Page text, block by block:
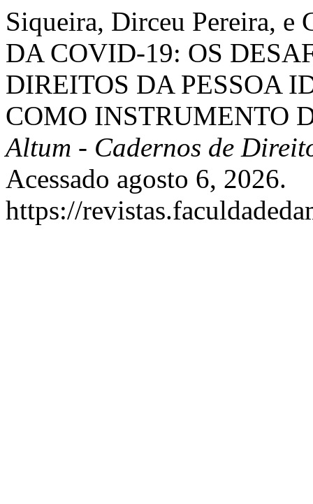
Siqueira, Dirceu Pereira, e
DA COVID-19: OS
DIREITOS DA PESSOA
COMO INSTRUMENTO
Altum - Cadernos de
Acessado agosto 6, 2026.
https://